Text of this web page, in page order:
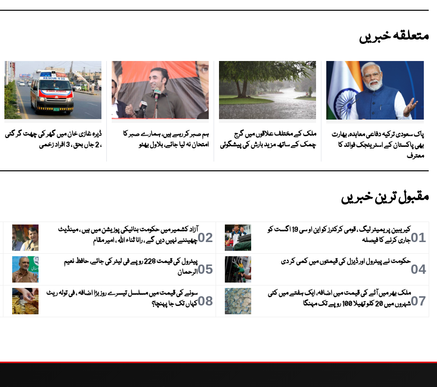
متعلقہ خبریں
پاک سعودی ترکیہ دفاعی معاہدہ، بھارت
بھی پاکستان کے اسٹریٹجک فوائد کا
معترف
ملک کے مختلف علاقوں میں گرج
چمک کے ساتھ مزید بارش کی پیشگوئی
ہم صبر کر رہے ہیں، ہمارے صبر کا
امتحان نہ لیا جائے، بلاول بھٹو
ڈیرہ غازی خان میں گھر کی چھت گر گئی
، 2 جاں بحق ، 3 افراد زخمی
مقبول ترین خبریں
01
کیریبین پریمیئر لیگ ، قومی کرکٹرز کو این او سی 19 اگست کو
جاری کرنے کا فیصلہ
02آزاد کشمیر میں حکومت بنانیکی پوزیشن میں ہیں ، مینڈیٹ
چھیننے نہیں دیں گے ، رانا ثناء اللہ ، امیر مقام
04حکومت نے پیٹرول اور ڈیزل کی قیمتوں میں کمی کر دی 05
پیٹرول کی قیمت 228 روپے فی لیٹر کی جائے، حافظ نعیم
الرحمان
07ملک بھر میں آٹے کی قیمت میں اضافہ، ایک ہفتے میں کئی
شہروں میں 20 کلو تھیلا 100 روپے تک مہنگا
08سونے کی قیمت میں مسلسل تیسرے روز بڑا اضافہ ، فی تولہ ریٹ
کہاں تک جا پہنچا؟